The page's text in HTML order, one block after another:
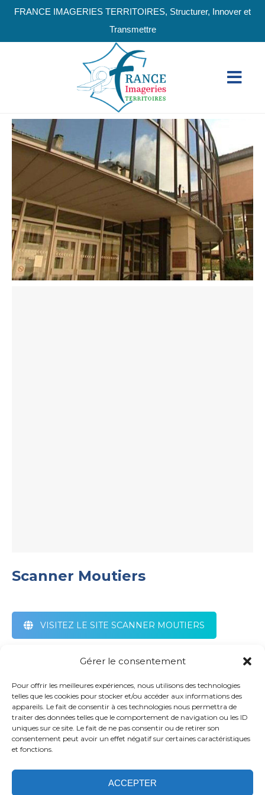
FRANCE IMAGERIES TERRITOIRES, Structurer, Innover et
Transmettre
Gérer le consentement
Pour offrir les meilleures expériences, nous utilisons des technologies
telles que les cookies pour stocker et/ou accéder aux informations des
appareils. Le fait de consentir à ces technologies nous permettra de
traiter des données telles que le comportement de navigation ou les ID
uniques sur ce site. Le fait de ne pas consentir ou de retirer son
consentement peut avoir un effet négatif sur certaines caractéristiques
et fonctions.
ACCEPTER
Scanner Moutiers
VISITEZ LE SITE SCANNER MOUTIERS
43 Rue de l’Ecole des Mines
73600 Moûtiers
04 80 98 98 77
Politique de confidentialité